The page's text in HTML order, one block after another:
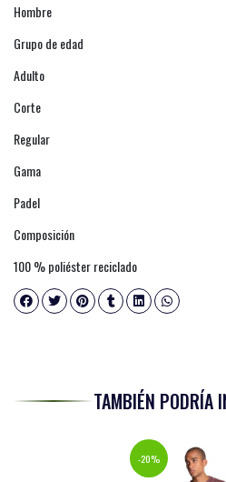
Hombre
Grupo de edad
Adulto
Corte
Regular
Gama
Padel
Composición
100 % poliéster reciclado
TAMBIÉN PODRÍA
-20%